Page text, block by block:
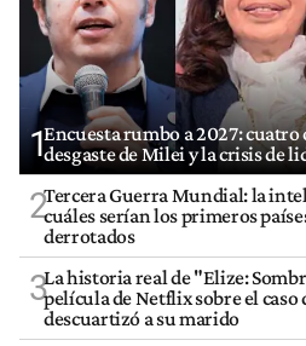
1Encuesta rumbo a 2027:
desgaste de Milei y la crisis de
2Tercera Guerra Mundial: la
cuáles serían los primeros
derrotados
3La historia real de "Elize:
película de Netflix sobre el caso
descuartizó a su marido